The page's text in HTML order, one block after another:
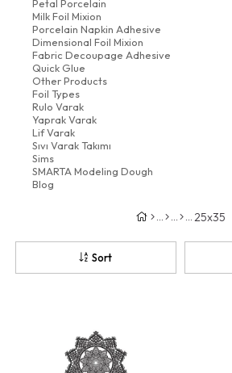
Petal Porcelain
Milk Foil Mixion
Porcelain Napkin Adhesive
Dimensional Foil Mixion
Fabric Decoupage Adhesive
Quick Glue
Other Products
Foil Types
Rulo Varak
Yaprak Varak
Lif Varak
Sıvı Varak Takımı
Sims
SMARTA Modeling Dough
Blog
25x35
Sort